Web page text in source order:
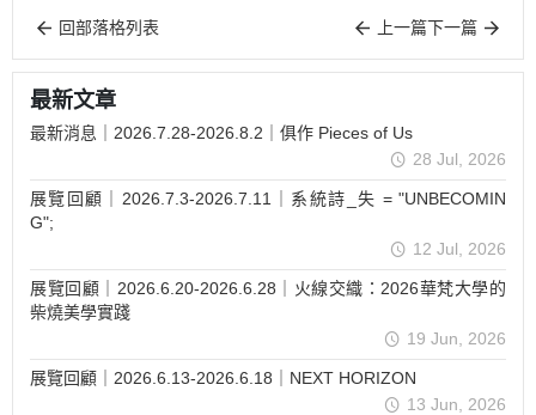
回部落格列表 上一篇下一篇
最新文章
最新消息｜2026.7.28-2026.8.2｜俱作 Pieces of Us
28 Jul, 2026
展覽回顧｜2026.7.3-2026.7.11｜系統詩_失 = "UNBECOMIN
G";
12 Jul, 2026
展覽回顧｜2026.6.20-2026.6.28｜火線交織：2026華梵大學的
柴燒美學實踐
19 Jun, 2026
展覽回顧｜2026.6.13-2026.6.18｜NEXT HORIZON
13 Jun, 2026